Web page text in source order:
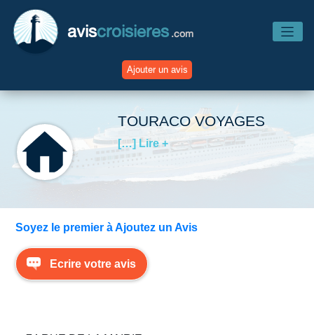
aviscroisieres .com
Ajouter un avis
Accueil
Avis Compagnies
Avis Escales
TOURACO VOYAGES
[…] Lire +
Soyez le premier à Ajoutez un Avis
Ecrire votre avis